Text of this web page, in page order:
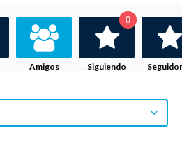
Amigos Siguiendo
0